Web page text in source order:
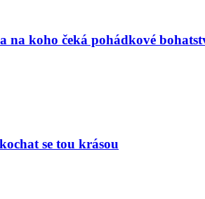
na koho čeká pohádkové
se tou krásou